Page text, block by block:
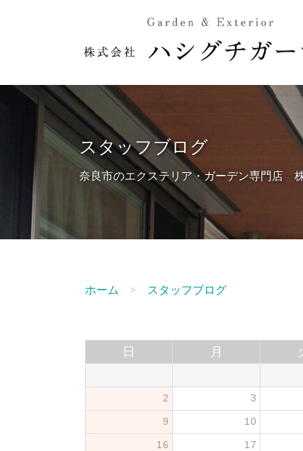
スタッフブログ
奈良市のエクステリア・ガーデン専門店
ホーム スタッフブログ
日 月
2 3
9 10
16 17